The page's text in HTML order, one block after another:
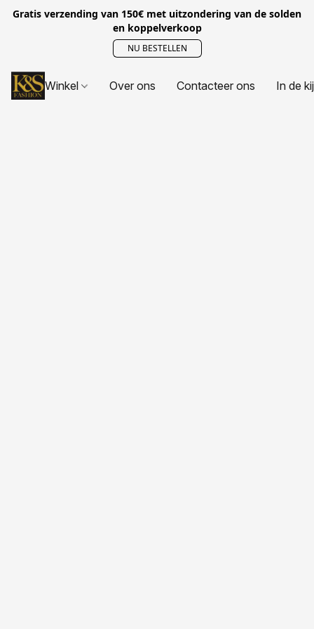
Gratis verzending van 150€ met uitzondering van de solden
en koppelverkoop
NU BESTELLEN
Winkel Over ons Contacteer ons In de